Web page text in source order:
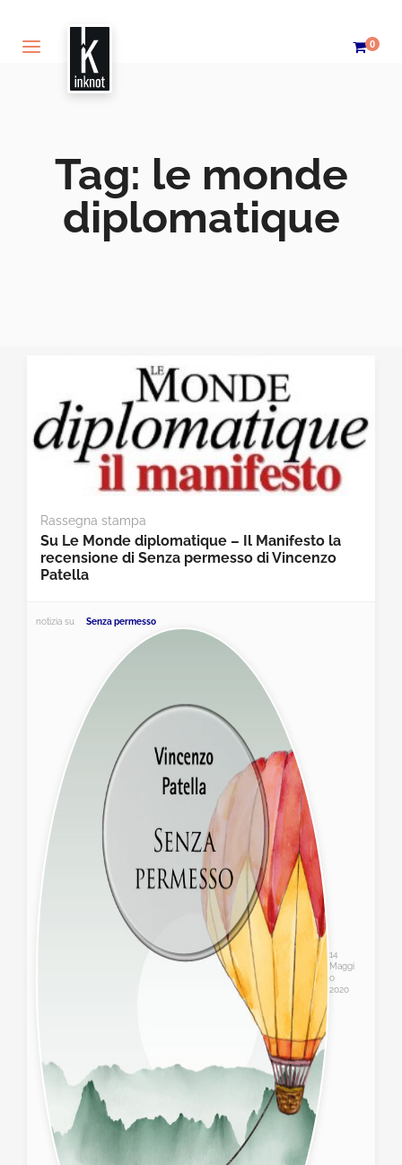
0
Tag: le monde
diplomatique
Rassegna stampa
Su Le Monde diplomatique – Il Manifesto la
recensione di Senza permesso di Vincenzo
Patella
notizia su Senza permesso
14
Maggi
o
2020